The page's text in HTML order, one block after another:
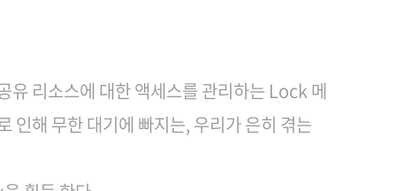
리소스에 대한 액세스를 관리하는 Lock 메
인해 무한 대기에 빠지는, 우리가 은히 겪는